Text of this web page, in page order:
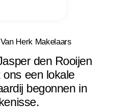
Herk Makelaars
den Rooijen
een lokale
begonnen in